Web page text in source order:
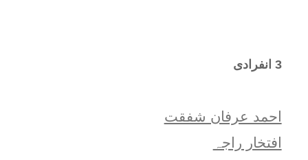
3 انفرادی
احمد عرفان شفقت
افتخار راجہ